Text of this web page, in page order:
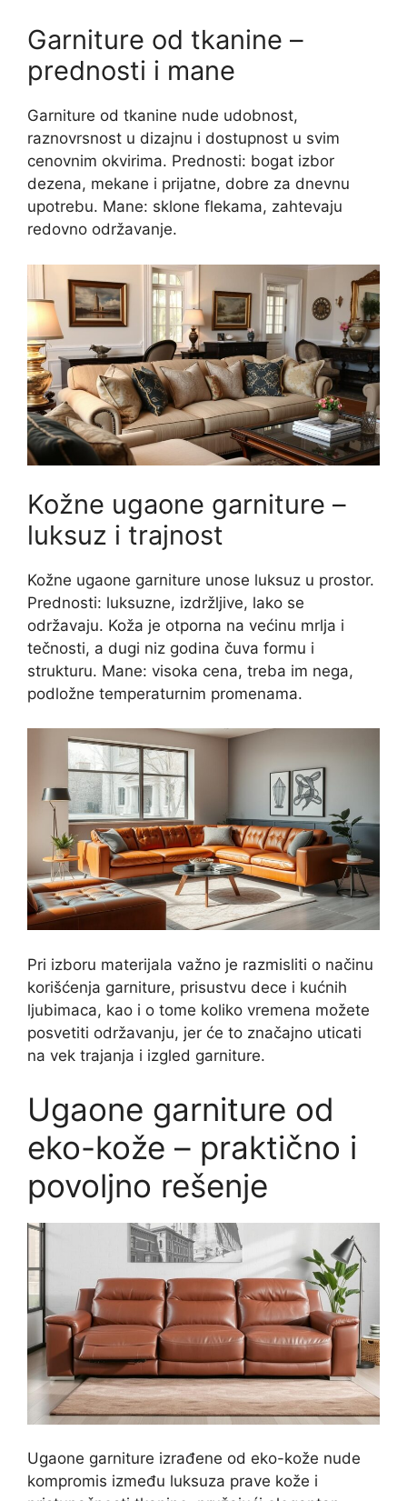
Garniture od tkanine –
prednosti i mane
Garniture od tkanine nude udobnost,
raznovrsnost u dizajnu i dostupnost u svim
cenovnim okvirima. Prednosti: bogat izbor
dezena, mekane i prijatne, dobre za dnevnu
upotrebu. Mane: sklone flekama, zahtevaju
redovno održavanje.
Kožne ugaone garniture –
luksuz i trajnost
Kožne ugaone garniture unose luksuz u prostor.
Prednosti: luksuzne, izdržljive, lako se
održavaju. Koža je otporna na većinu mrlja i
tečnosti, a dugi niz godina čuva formu i
strukturu. Mane: visoka cena, treba im nega,
podložne temperaturnim promenama.
Pri izboru materijala važno je razmisliti o načinu
korišćenja garniture, prisustvu dece i kućnih
ljubimaca, kao i o tome koliko vremena možete
posvetiti održavanju, jer će to značajno uticati
na vek trajanja i izgled garniture.
Ugaone garniture od
eko-kože – praktično i
povoljno rešenje
Ugaone garniture izrađene od eko-kože nude
kompromis između luksuza prave kože i